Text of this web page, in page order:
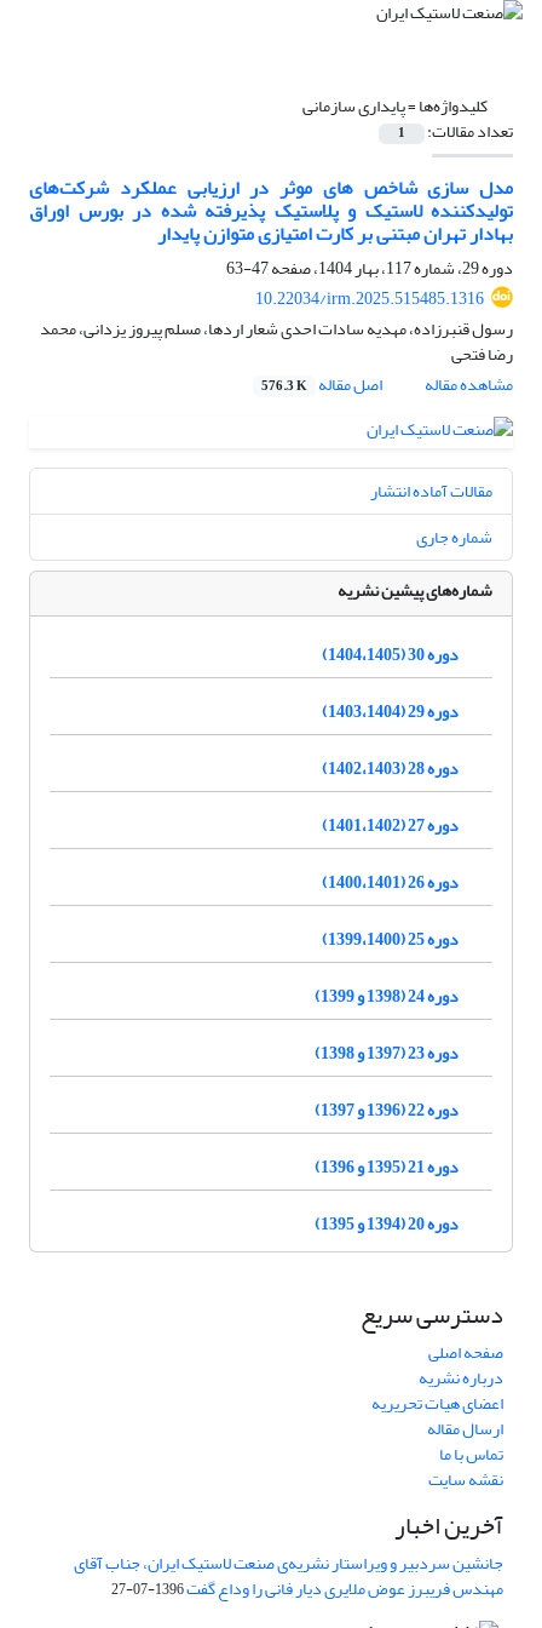
کلیدواژه‌ها =پایداری سازمانی
تعداد مقالات: 1
مدل سازی شاخص های موثر در ارزیابی عملکرد شرکت‌های
تولیدکننده لاستیک و پلاستیک پذیرفته ‌شده در بورس اوراق
بهادار تهران مبتنی بر کارت امتیازی متوازن پایدار
دوره 29، شماره 117، بهار 1404، صفحه
47-63
10.22034/irm.2025.515485.1316
رسول قنبرزاده، مهدیه سادات احدی شعار اردها، مسلم پیروز یزدانی، محمد
رضا فتحی
مشاهده مقاله
اصل مقاله 576.3 K
مقالات آماده انتشار
شماره جاری
شماره‌های پیشین نشریه
دوره 30 (1404،1405)
دوره 29 (1403،1404)
دوره 28 (1402،1403)
دوره 27 (1401،1402)
دوره 26 (1400،1401)
دوره 25 (1399،1400)
دوره 24 (1398 و 1399)
دوره 23 (1397 و 1398)
دوره 22 (1396 و 1397)
دوره 21 (1395 و 1396)
دوره 20 (1394 و 1395)
دسترسی سریع
صفحه اصلی
درباره نشریه
اعضای هیات تحریریه
ارسال مقاله
تماس با ما
نقشه سایت
آخرین اخبار
جانشین سردبیر و ویراستار نشریه‌ی صنعت لاستیک ایران، جناب آقای
مهندس فریبرز عوض ملایری دیار فانی را وداع گفت1396-07-27